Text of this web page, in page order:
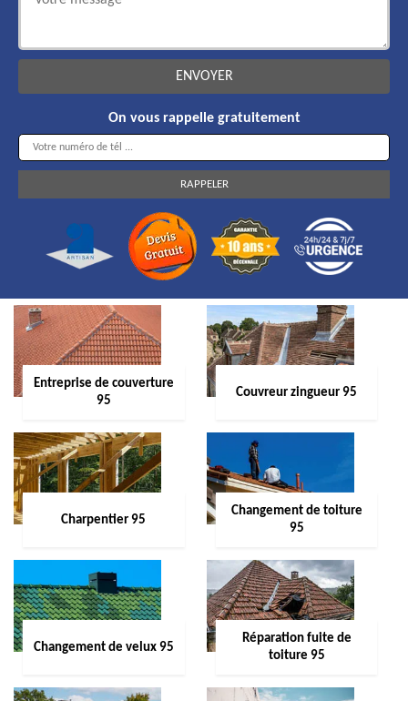
On vous rappelle gratuitement
Entreprise de couverture
95
Couvreur zingueur 95
Charpentier 95
Changement de toiture
95
Changement de velux 95
Réparation fuite de
toiture 95